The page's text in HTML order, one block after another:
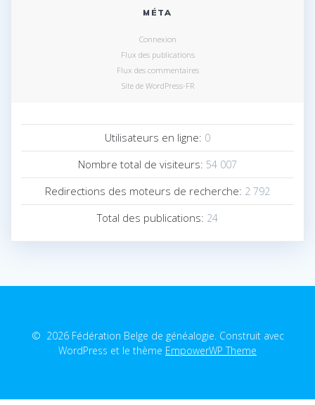
MÉTA
Connexion
Flux des publications
Flux des commentaires
Site de WordPress-FR
Utilisateurs en ligne: 0
Nombre total de visiteurs: 54 007
Redirections des moteurs de recherche: 2 792
Total des publications: 24
© 2026 Fédération Belge de généalogie. Construit avec
WordPress et le thème EmpowerWP Theme